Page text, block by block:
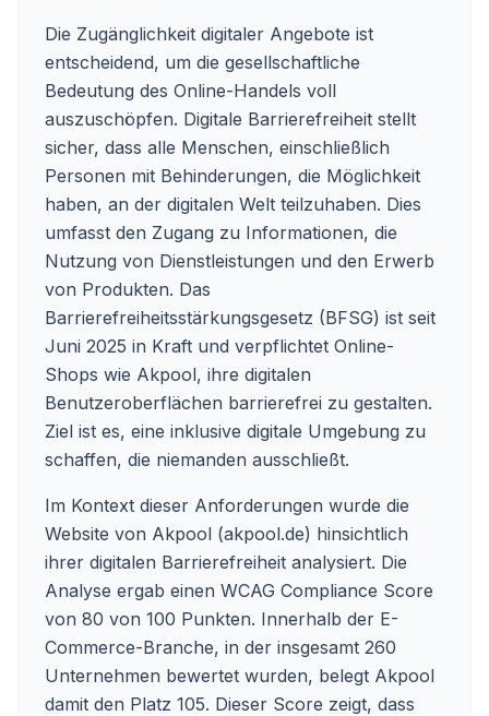
Die Zugänglichkeit digitaler Angebote ist
entscheidend, um die gesellschaftliche
Bedeutung des Online-Handels voll
auszuschöpfen. Digitale Barrierefreiheit stellt
sicher, dass alle Menschen, einschließlich
Personen mit Behinderungen, die Möglichkeit
haben, an der digitalen Welt teilzuhaben. Dies
umfasst den Zugang zu Informationen, die
Nutzung von Dienstleistungen und den Erwerb
von Produkten. Das
Barrierefreiheitsstärkungsgesetz (BFSG) ist seit
Juni 2025 in Kraft und verpflichtet Online-
Shops wie Akpool, ihre digitalen
Benutzeroberflächen barrierefrei zu gestalten.
Ziel ist es, eine inklusive digitale Umgebung zu
schaffen, die niemanden ausschließt.
Im Kontext dieser Anforderungen wurde die
Website von Akpool (akpool.de) hinsichtlich
ihrer digitalen Barrierefreiheit analysiert. Die
Analyse ergab einen WCAG Compliance Score
von 80 von 100 Punkten. Innerhalb der E-
Commerce-Branche, in der insgesamt 260
Unternehmen bewertet wurden, belegt Akpool
damit den Platz 105. Dieser Score zeigt, dass